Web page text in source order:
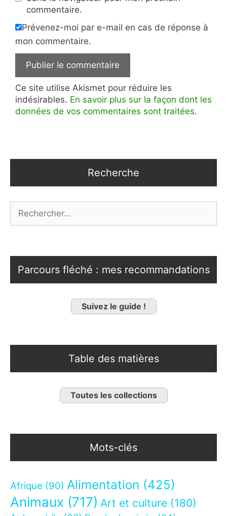
commentaire.
Prévenez-moi par e-mail en cas de réponse à
mon commentaire.
Ce site utilise Akismet pour réduire les
indésirables. En savoir plus sur la façon dont les
données de vos commentaires sont traitées.
Recherche
Parcours fléché : mes recommandations
Suivez le guide !
Table des matières
Toutes les collections
Mots-clés
Afrique (90) Alimentation (425)
Animaux (717) Art et culture (180)